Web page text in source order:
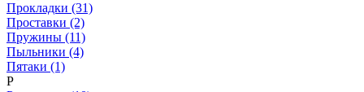
Прокладки (31)
Проставки (2)
Пружины (11)
Пыльники (4)
Пятаки (1)
Р